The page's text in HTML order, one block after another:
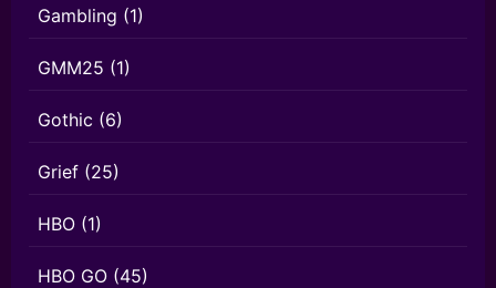
Gambling (1)
GMM25 (1)
Gothic (6)
Grief (25)
HBO (1)
HBO GO (45)